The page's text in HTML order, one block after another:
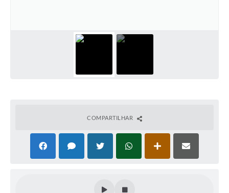
COMPARTILHAR